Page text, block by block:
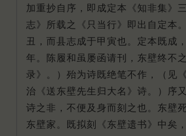
加重抄自序，即成定本《知非集》
志》所载之《只当行》即出自定本
丑，而县志成于甲寅也。定本既成
年。陈履和虽屡函请刊，东壁终不
录》。）殆为诗既绝笔不作，（见
治《送东壁先生归大名》诗。）序
诗之非，不便及身而刻之也。东壁
东壁家。既拟刻《东壁遗书》中矣